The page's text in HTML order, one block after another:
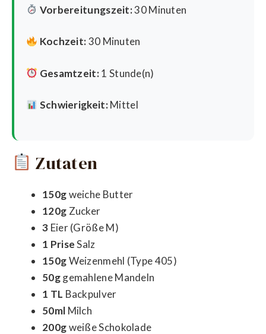
Vorbereitungszeit:30 Minuten
Kochzeit:30 Minuten
Gesamtzeit:1 Stunde(n)
Schwierigkeit:Mittel
Zutaten
150gweiche Butter
120g Zucker
3 Eier (Größe M)
1 PriseSalz
150gWeizenmehl (Type 405)
50ggemahlene Mandeln
1 TL Backpulver
50ml Milch
200gweiße Schokolade